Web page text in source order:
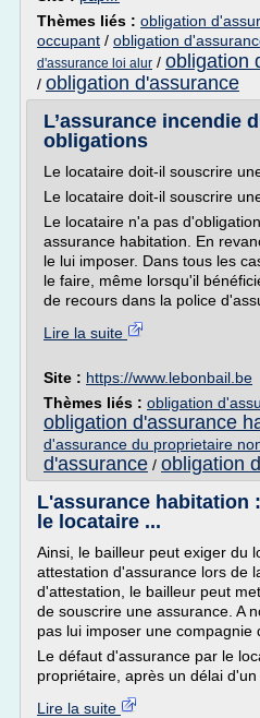
Thèmes liés : obligation
occupant / obligation
d'assurance loi alur / obligation
/ obligation d'assurance
L’assurance incendie
obligations
Le locataire doit-il souscrire
Le locataire doit-il souscrire
Le locataire n'a pas
assurance habitation. En
le lui imposer. Dans tous les
le faire, même lorsqu'il
de recours dans la police
Lire la suite
Site : https://www.lebonbail.be
Thèmes liés : obligation
obligation d'assurance
d'assurance du proprietaire
d'assurance / obligation
L'assurance habitation
le locataire ...
Ainsi, le bailleur peut exiger du
attestation d'assurance lors de
d'attestation, le bailleur peut
de souscrire une assurance. A
pas lui imposer une compagnie
Le défaut d'assurance par le
propriétaire, après un délai d'un
Lire la suite